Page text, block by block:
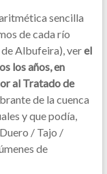
sencilla
de cada río
Albufeira), verel
los años, en
al Tratado de
de la cuenca
y que podía,
/ Tajo /
de